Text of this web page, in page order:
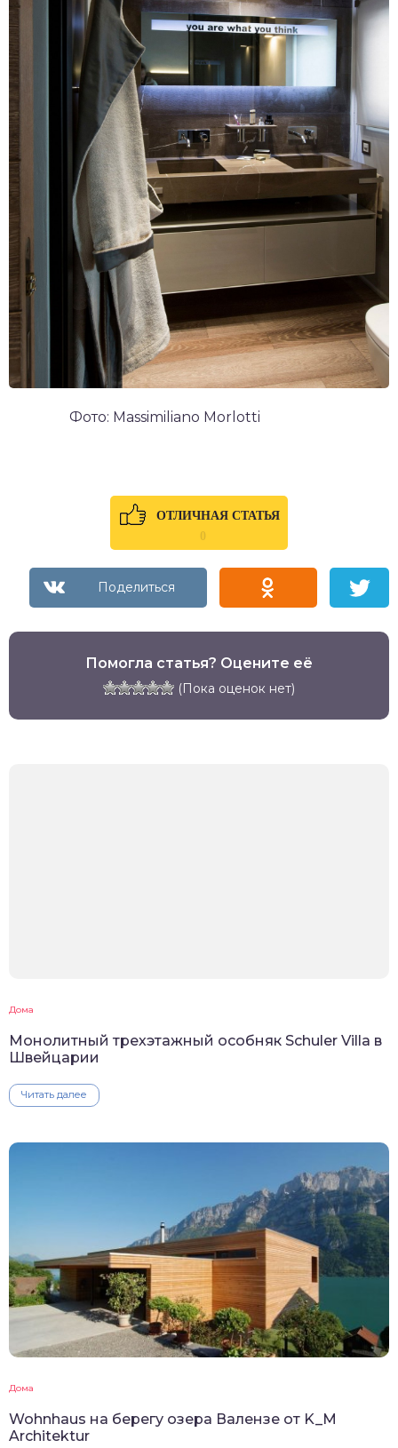
Фото: Massimiliano Morlotti
ОТЛИЧНАЯ СТАТЬЯ
0
Помогла статья? Оцените её
(Пока оценок нет)
Дома
Монолитный трехэтажный особняк Schuler Villa в
Швейцарии
Читать далее
Дома
Wohnhaus на берегу озера Валензе от K_M
Architektur